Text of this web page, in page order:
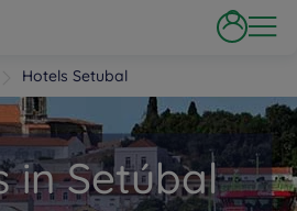
Hotels Setubal
in Setúbal